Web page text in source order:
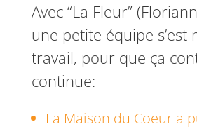
Avec “La Fleur”
une petite équipe s’est
travail, pour que ça
continue:
La Maison du Coeur a